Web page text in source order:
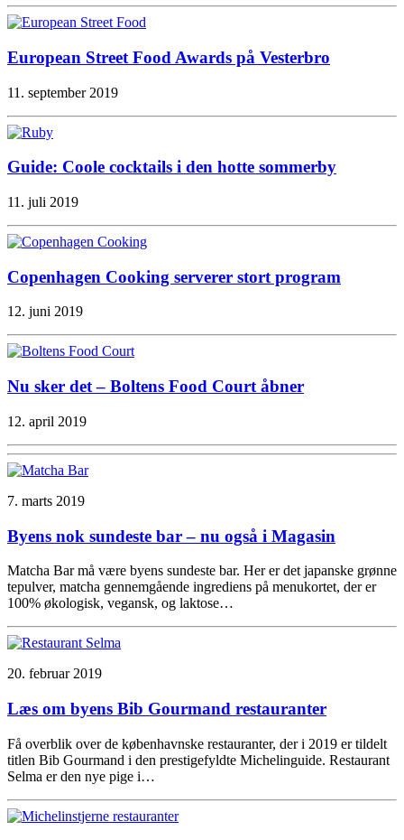
European Street Food Awards på Vesterbro
11. september 2019
Guide: Coole cocktails i den hotte sommerby
11. juli 2019
Copenhagen Cooking serverer stort program
12. juni 2019
Nu sker det – Boltens Food Court åbner
12. april 2019
7. marts 2019
Byens nok sundeste bar – nu også i Magasin
Matcha Bar må være byens sundeste bar. Her er det japanske grønne
tepulver, matcha gennemgående ingrediens på menukortet, der er
100% økologisk, vegansk, og laktose…
20. februar 2019
Læs om byens Bib Gourmand restauranter
Få overblik over de københavnske restauranter, der i 2019 er tildelt
titlen Bib Gourmand i den prestigefyldte Michelinguide. Restaurant
Selma er den nye pige i…